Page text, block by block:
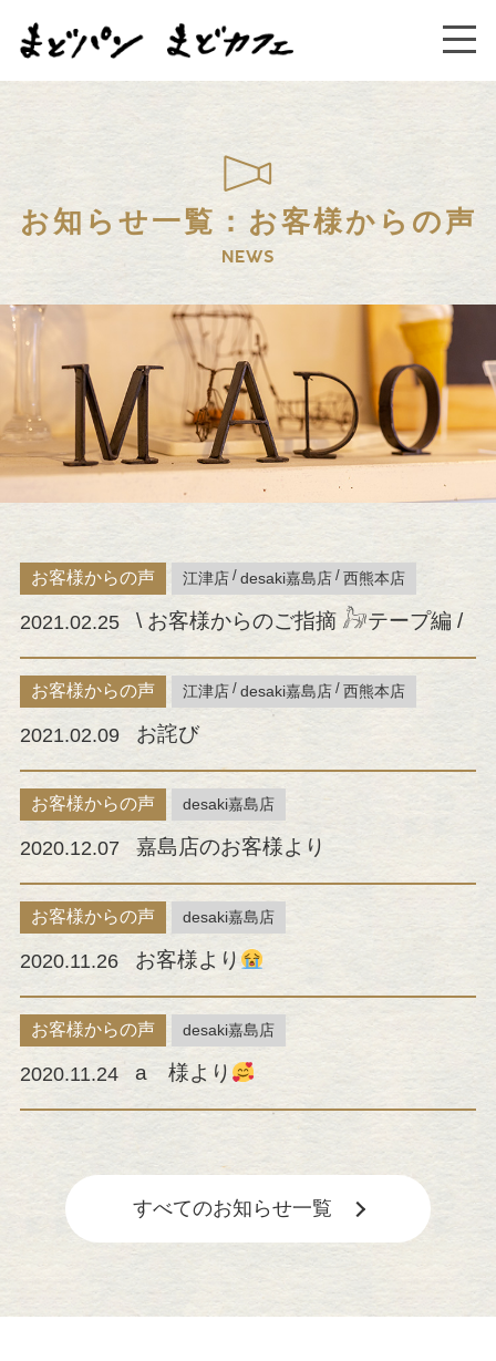
お知らせ一覧：お客様からの声
NEWS
お客様からの声 江津店 desaki嘉島店 西熊本店
2021.02.25 \ お客様からのご指摘 𓃗テープ編 /
お客様からの声 江津店 desaki嘉島店 西熊本店
2021.02.09 お詫び
お客様からの声 desaki嘉島店
2020.12.07 嘉島店のお客様より
お客様からの声 desaki嘉島店
2020.11.26 お客様より
お客様からの声 desaki嘉島店
2020.11.24 a 様より
すべてのお知らせ一覧